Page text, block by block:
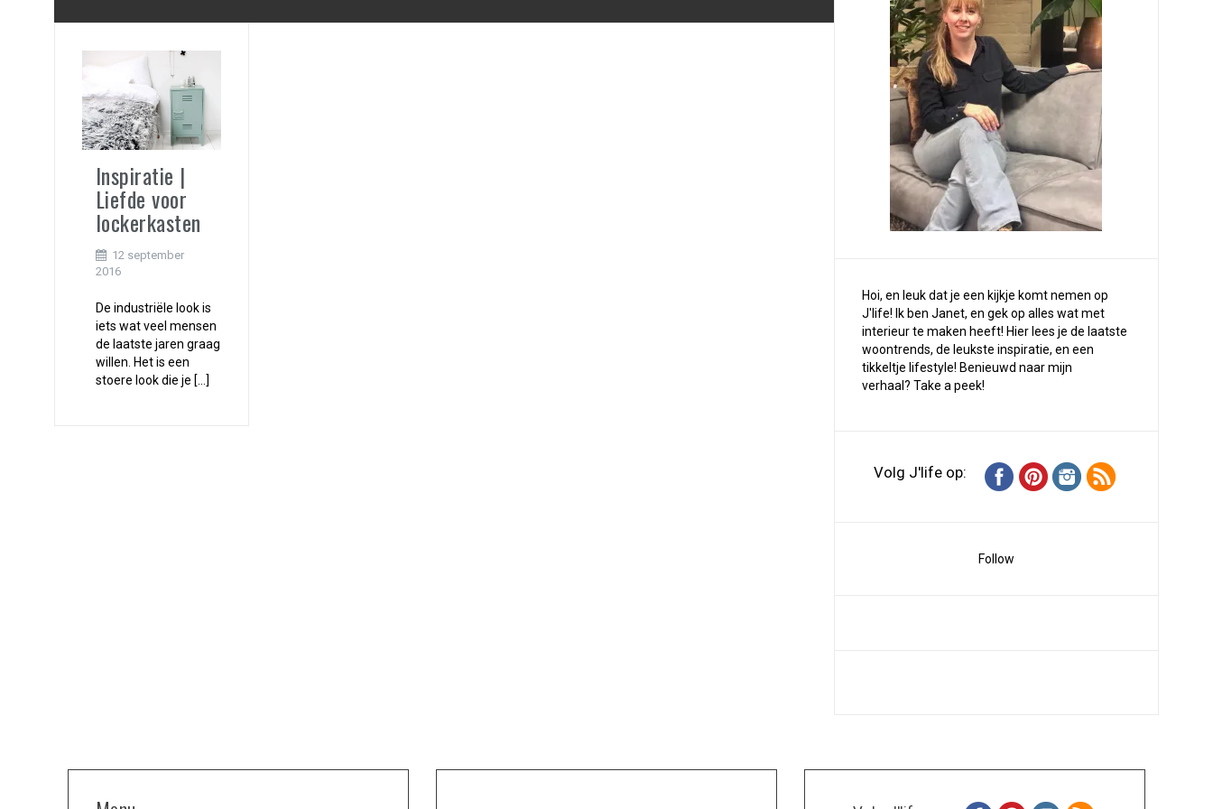
Inspiratie |
Liefde voor
lockerkasten
12 september
2016
De industriële look is
iets wat veel mensen
de laatste jaren graag
willen. Het is een
stoere look die je […]
Hoi, en leuk dat je een kijkje komt nemen op
J'life! Ik ben Janet, en gek op alles wat met
interieur te maken heeft! Hier lees je de laatste
woontrends, de leukste inspiratie, en een
tikkeltje lifestyle! Benieuwd naar mijn
verhaal? Take a peek!
Volg J'life op:
Follow